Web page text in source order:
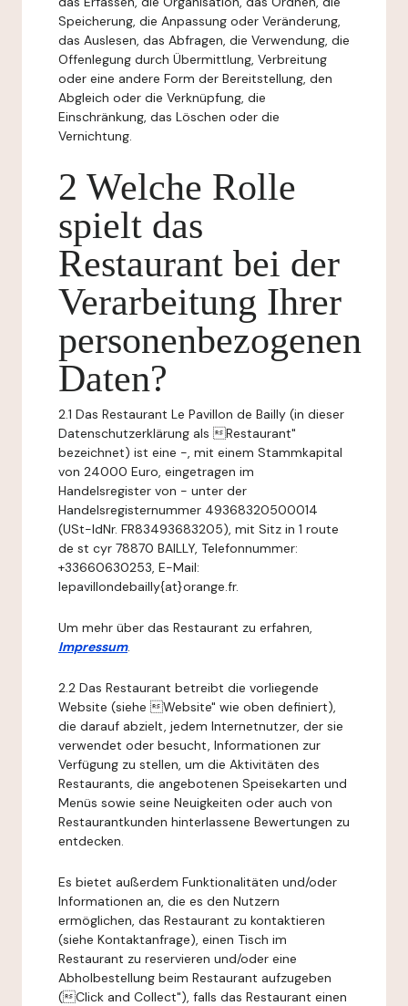
Speicherung, die Anpassung oder Veränderung,
das Auslesen, das Abfragen, die Verwendung, die
Offenlegung durch Übermittlung, Verbreitung
oder eine andere Form der Bereitstellung, den
Abgleich oder die Verknüpfung, die
Einschränkung, das Löschen oder die
Vernichtung.
2 Welche Rolle
spielt das
Restaurant bei der
Verarbeitung Ihrer
personenbezogenen
Daten?
2.1 Das Restaurant Le Pavillon de Bailly (in dieser
Datenschutzerklärung als Restaurant"
bezeichnet) ist eine -, mit einem Stammkapital
von 24000 Euro, eingetragen im
Handelsregister von - unter der
Handelsregisternummer 49368320500014
(USt-IdNr. FR83493683205), mit Sitz in 1 route
de st cyr 78870 BAILLY, Telefonnummer:
+33660630253, E-Mail:
lepavillondebailly{at}orange.fr.
Um mehr über das Restaurant zu erfahren,
Impressum.
2.2 Das Restaurant betreibt die vorliegende
Website (siehe Website" wie oben definiert),
die darauf abzielt, jedem Internetnutzer, der sie
verwendet oder besucht, Informationen zur
Verfügung zu stellen, um die Aktivitäten des
Restaurants, die angebotenen Speisekarten und
Menüs sowie seine Neuigkeiten oder auch von
Restaurantkunden hinterlassene Bewertungen zu
entdecken.
Es bietet außerdem Funktionalitäten und/oder
Informationen an, die es den Nutzern
ermöglichen, das Restaurant zu kontaktieren
(siehe Kontaktanfrage), einen Tisch im
Restaurant zu reservieren und/oder eine
Abholbestellung beim Restaurant aufzugeben
(Click and Collect"), falls das Restaurant einen